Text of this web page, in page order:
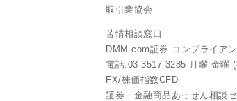
取引業協会
苦情相談窓口
DMM.com証券 コンプライア
電話:03-3517-3285 月曜-金曜
FX/株価指数CFD
証券・金融商品あっせん相談